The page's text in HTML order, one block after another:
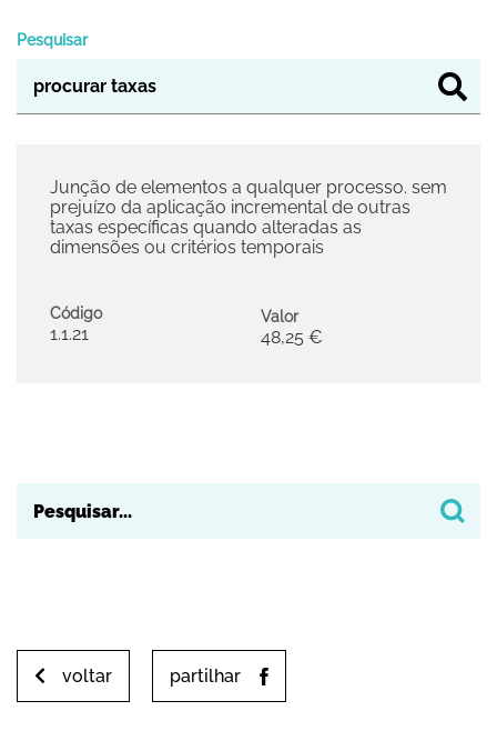
Pesquisar
Código
1.1.21
Junção de elementos a qualquer processo. sem
prejuízo da aplicação incremental de outras
taxas específicas quando alteradas as
dimensões ou critérios temporais
Valor
48,25 €
voltar partilhar